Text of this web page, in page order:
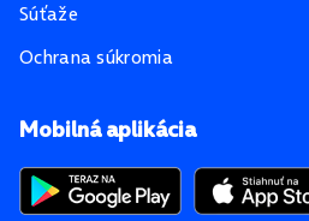
Mobilná aplikácia
Súťaže
Ochrana súkromia